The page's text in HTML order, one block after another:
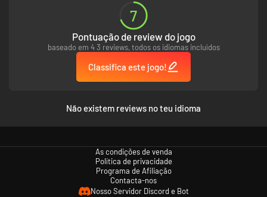
7
Pontuação de review do jogo
baseado em 4 3 reviews, todos os idiomas incluídos
Classifica este jogo!
Não existem reviews no teu idioma
As condições de venda
Política de privacidade
Programa de Afiliação
Contacta-nos
Nosso Servidor Discord e Bot